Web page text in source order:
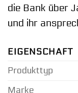
die Bank über
und ihr
EIGENSCHAFT
Produkttyp
Marke